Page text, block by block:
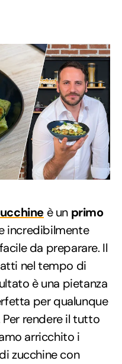
è un primo
incredibilmente
da preparare. Il
nel tempo di
è una pietanza
per qualunque
rendere il tutto
arricchito i
zucchine con